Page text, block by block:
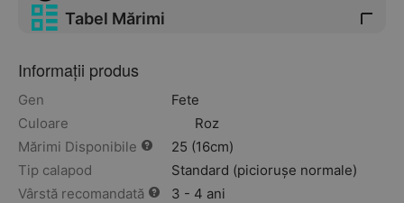
Tabel Mărimi
Informații produs
Gen
Fete
Culoare
Roz
Mărimi Disponibile
25 (16cm)
Tip calapod
Standard (piciorușe normale)
Vârstă recomandată
3 - 4 ani